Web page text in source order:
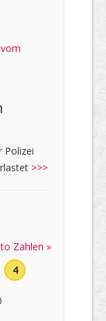
Polizei
>>>
Zahlen »
4